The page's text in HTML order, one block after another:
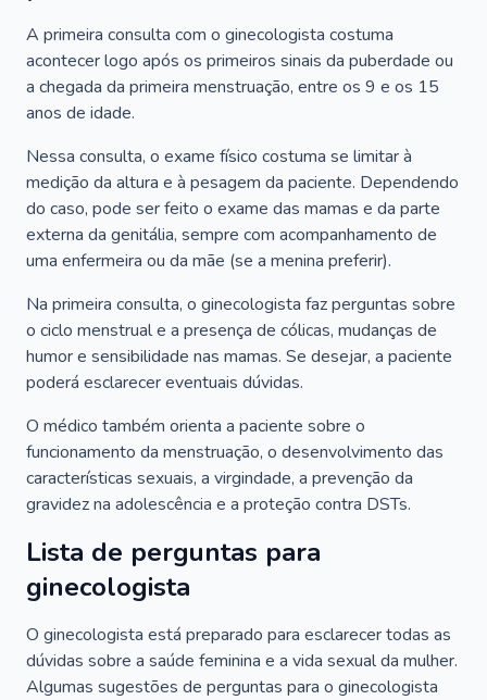
A primeira consulta com o ginecologista costuma
acontecer logo após os primeiros sinais da puberdade ou
a chegada da primeira menstruação, entre os 9 e os 15
anos de idade.
Nessa consulta, o exame físico costuma se limitar à
medição da altura e à pesagem da paciente. Dependendo
do caso, pode ser feito o exame das mamas e da parte
externa da genitália, sempre com acompanhamento de
uma enfermeira ou da mãe (se a menina preferir).
Na primeira consulta, o ginecologista faz perguntas sobre
o ciclo menstrual e a presença de cólicas, mudanças de
humor e sensibilidade nas mamas. Se desejar, a paciente
poderá esclarecer eventuais dúvidas.
O médico também orienta a paciente sobre o
funcionamento da menstruação, o desenvolvimento das
características sexuais, a virgindade, a prevenção da
gravidez na adolescência e a proteção contra DSTs.
Lista de perguntas para
ginecologista
O ginecologista está preparado para esclarecer todas as
dúvidas sobre a saúde feminina e a vida sexual da mulher.
Algumas sugestões de perguntas para o ginecologista